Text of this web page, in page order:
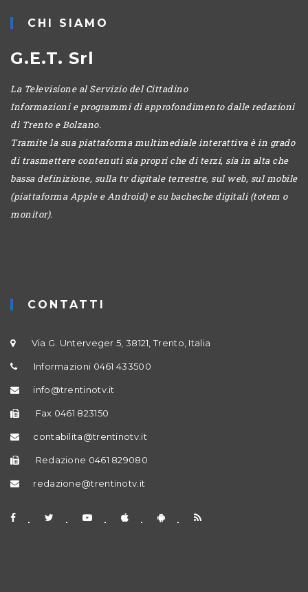
CHI SIAMO
G.E.T. Srl
La Televisione al Servizio del Cittadino
Informazioni e programmi di approfondimento dalle redazioni
di Trento e Bolzano.
Tramite la sua piattaforma multimediale interattiva è in grado
di trasmettere contenuti sia propri che di terzi, sia in alta che
bassa definizione, sulla tv digitale terrestre, sul web, sul mobile
(piattaforma Apple e Android) e su bacheche digitali (totem o
monitor).
CONTATTI
Via G. Unterveger 5, 38121, Trento, Italia
Informazioni 0461 433500
info@trentinotv.it
Fax 0461 823150
contabilita@trentinotv.it
Redazione 0461 829080
redazione@trentinotv.it